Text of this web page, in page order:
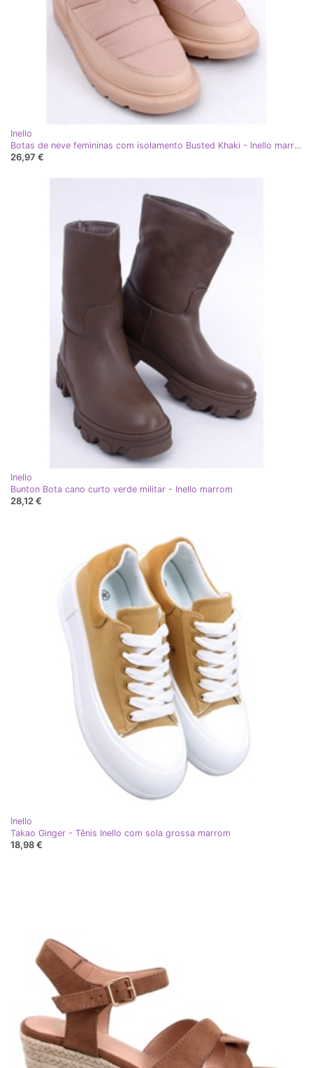
Inello
Botas de neve femininas com isolamento Busted Khaki - Inello marrom
26,97 €
Inello
Bunton Bota cano curto verde militar - Inello marrom
28,12 €
Inello
Takao Ginger - Tênis Inello com sola grossa marrom
18,98 €